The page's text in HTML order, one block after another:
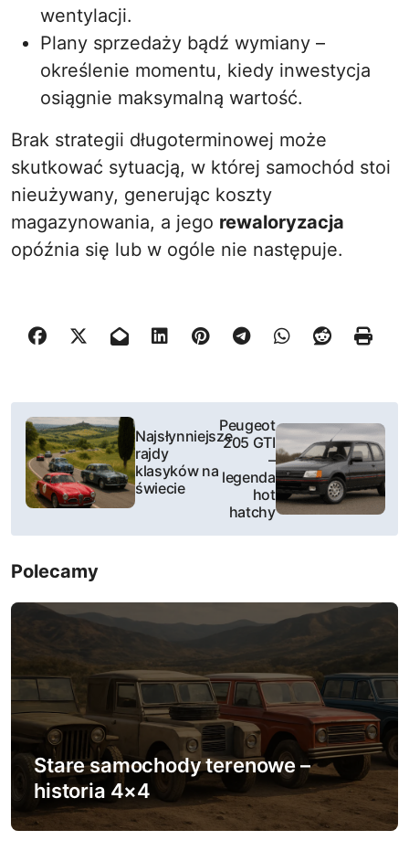
wentylacji.
Plany sprzedaży bądź wymiany –
określenie momentu, kiedy inwestycja
osiągnie maksymalną wartość.
Brak strategii długoterminowej może
skutkować sytuacją, w której samochód stoi
nieużywany, generując koszty
magazynowania, a jego rewaloryzacja
opóźnia się lub w ogóle nie następuje.
N
w
i
g
a
c
j
a
w
p
i
Najsłynniejsze
rajdy
klasyków na
świecie
Peugeot
205 GTI
–
legenda
hot
hatchy
Polecamy
Stare samochody terenowe –
historia 4×4